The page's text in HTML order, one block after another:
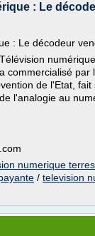
: Le
: Le décodeur
commercialisé
de l'Etat,
l'analogie au
numerique
/ television